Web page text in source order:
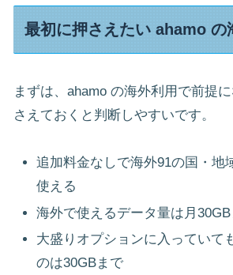
最初に押さえたい ahamo の
まずは、ahamo の海外利用で前提
さえておくと判断しやすいです。
追加料金なしで海外91の国・地
使える
海外で使えるデータ量は月
大盛りオプションに入っていて
のは30GBまで